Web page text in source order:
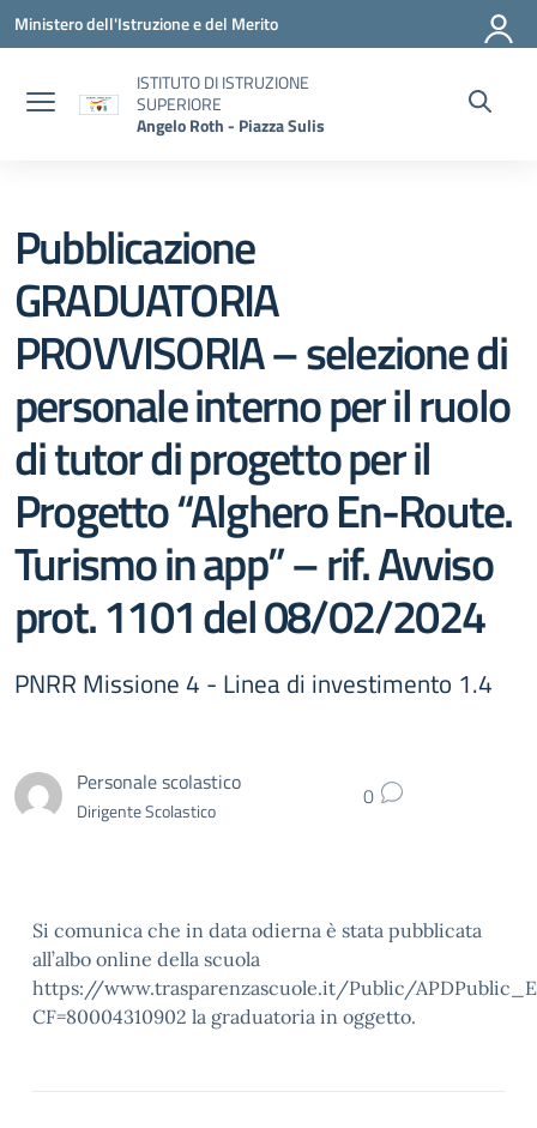
Vai ai contenuti
Vai al menu di navigazione
Vai al footer
Ministero dell'Istruzione e del Merito
ISTITUTO DI ISTRUZIONE
SUPERIORE
Angelo Roth - Piazza Sulis
Pubblicazione
GRADUATORIA
PROVVISORIA – selezione di
personale interno per il ruolo
di tutor di progetto per il
Progetto “Alghero En-Route.
Turismo in app” – rif. Avviso
prot. 1101 del 08/02/2024
PNRR Missione 4 - Linea di investimento 1.4
Personale scolastico
Dirigente Scolastico 0
Si comunica che in data odierna è stata pubblicata
all’albo online della scuola
https://www.trasparenzascuole.it/Public/
CF=80004310902 la graduatoria in oggetto.